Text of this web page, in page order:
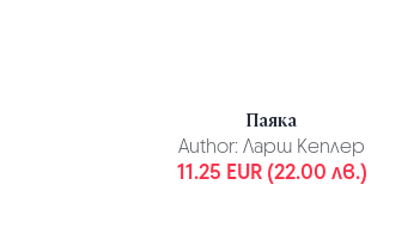
Паяка
Author: Ларш Кеплер
11.25 EUR (22.00 лв.)